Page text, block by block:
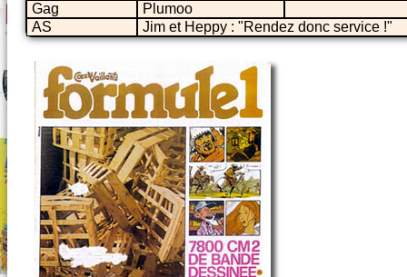
Gag
Plumoo
AS
Jim et Heppy : "Rendez donc service !"